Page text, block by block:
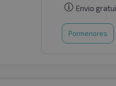
Envio
Pormenores